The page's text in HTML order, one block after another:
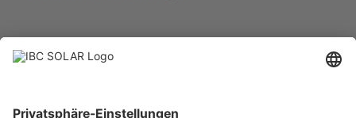
Über IBC SOLAR
von Energielösungen und Dienstleistungen im